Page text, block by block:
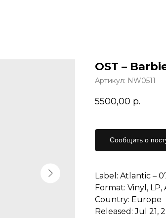
OST –
Артикул: NW0511
5500,00 р.
Сообщить о
Label: Atlantic –
Format: Vinyl,
Country: Europe
Released: Jul 21,